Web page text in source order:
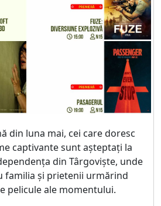
din luna mai, cei care doresc
captivante sunt așteptați la
din Târgoviște, unde
familia și prietenii urmărind
pelicule ale momentului.